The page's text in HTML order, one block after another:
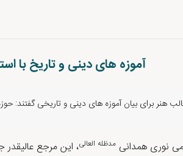
آموزه های دینی و تاریخ با
هنر برای بیان آموزه های دینی و تاریخی گفتند:
نوری همدانیمدظله العالی، این مرجع عالیقدر